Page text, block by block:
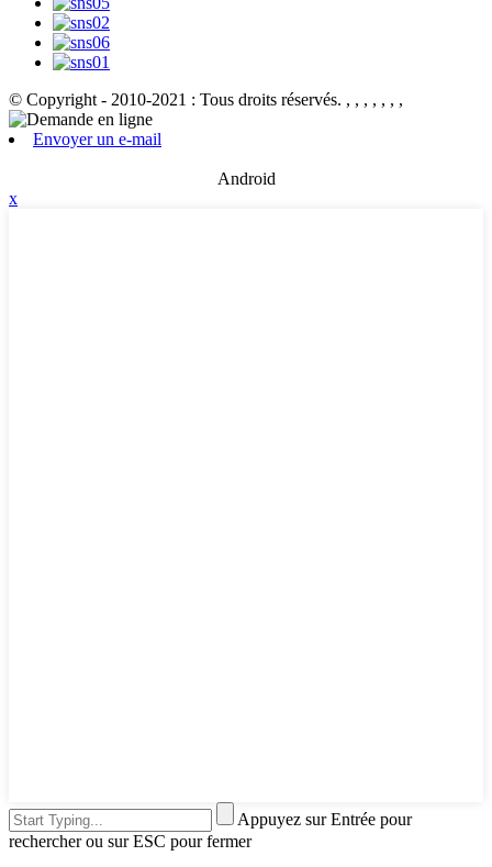
© Copyright - 2010-2021 : Tous droits réservés. , , , , , , ,
Envoyer un e-mail
Android
x
Appuyez sur Entrée pour
rechercher ou sur ESC pour fermer